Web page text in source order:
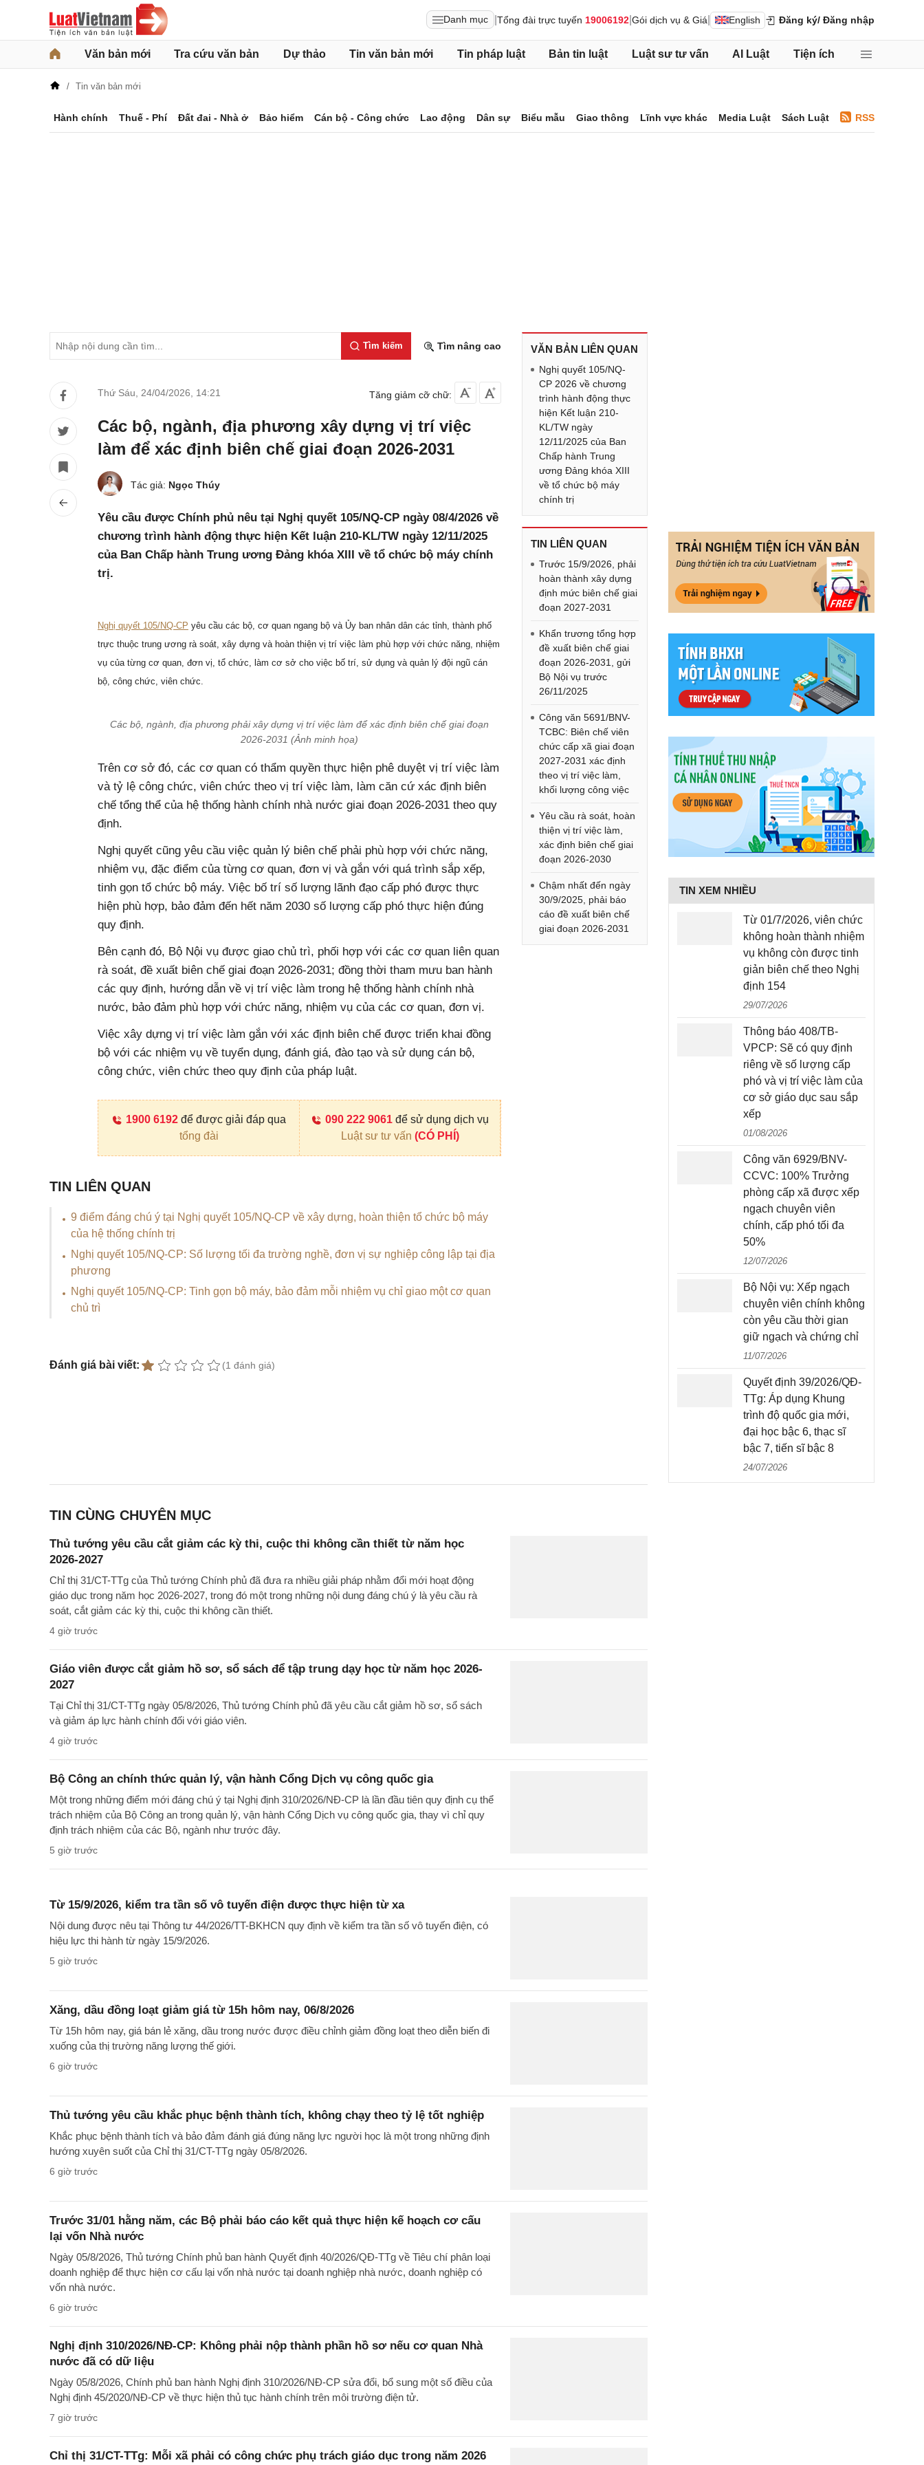
Danh mục Tổng đài trực tuyến 19006192 Gói dịch vụ & Giá English Đăng ký/ Đăng nhập
Văn bản mới Tra cứu văn bản Dự thảo Tin văn bản mới Tin pháp luật Bản tin luật Luật sư tư vấn AI Luật Tiện ích
Tin văn bản mới
Hành chính Thuế - Phí Đất đai - Nhà ở Bảo hiểm Cán bộ - Công chức Lao động Dân sự Biểu mẫu Giao thông Lĩnh vực khác Media Luật Sách Luật RSS
Tìm kiếm Tìm nâng cao
Thứ Sáu, 24/04/2026 14:21 Tăng giảm cỡ chữ:
Các bộ, ngành, địa phương xây dựng vị trí việc
làm để xác định biên chế giai đoạn 2026-2031
Tác giả: Ngọc Thúy
Yêu cầu được Chính phủ nêu tại Nghị quyết 105/NQ-CP ngày 08/4/2026 về
chương trình hành động thực hiện Kết luận 210-KL/TW ngày 12/11/2025
của Ban Chấp hành Trung ương Đảng khóa XIII về tổ chức bộ máy chính
trị.
Nghị quyết 105/NQ-CP yêu cầu các bộ, cơ quan ngang bộ và Ủy ban nhân dân các tỉnh, thành phố
trực thuộc trung ương rà soát, xây dựng và hoàn thiện vị trí việc làm phù hợp với chức năng, nhiệm
vụ của từng cơ quan, đơn vị, tổ chức, làm cơ sở cho việc bố trí, sử dụng và quản lý đội ngũ cán
bộ, công chức, viên chức.
Các bộ, ngành, địa phương phải xây dựng vị trí việc làm để xác định biên chế giai đoạn
2026-2031 (Ảnh minh họa)
Trên cơ sở đó, các cơ quan có thẩm quyền thực hiện phê duyệt vị trí việc làm
và tỷ lệ công chức, viên chức theo vị trí việc làm, làm căn cứ xác định biên
chế tổng thể của hệ thống hành chính nhà nước giai đoạn 2026-2031 theo quy
định.
Nghị quyết cũng yêu cầu việc quản lý biên chế phải phù hợp với chức năng,
nhiệm vụ, đặc điểm của từng cơ quan, đơn vị và gắn với quá trình sắp xếp,
tinh gọn tổ chức bộ máy. Việc bố trí số lượng lãnh đạo cấp phó được thực
hiện phù hợp, bảo đảm đến hết năm 2030 số lượng cấp phó thực hiện đúng
quy định.
Bên cạnh đó, Bộ Nội vụ được giao chủ trì, phối hợp với các cơ quan liên quan
rà soát, đề xuất biên chế giai đoạn 2026-2031; đồng thời tham mưu ban hành
các quy định, hướng dẫn về vị trí việc làm trong hệ thống hành chính nhà
nước, bảo đảm phù hợp với chức năng, nhiệm vụ của các cơ quan, đơn vị.
Việc xây dựng vị trí việc làm gắn với xác định biên chế được triển khai đồng
bộ với các nhiệm vụ về tuyển dụng, đánh giá, đào tạo và sử dụng cán bộ,
công chức, viên chức theo quy định của pháp luật.
1900 6192 để được giải đáp qua
tổng đài
090 222 9061 để sử dụng dịch vụ
Luật sư tư vấn (CÓ PHÍ)
TIN LIÊN QUAN
9 điểm đáng chú ý tại Nghị quyết 105/NQ-CP về xây dựng, hoàn thiện tổ chức bộ máy
của hệ thống chính trị
Nghị quyết 105/NQ-CP: Số lượng tối đa trường nghề, đơn vị sự nghiệp công lập tại địa
phương
Nghị quyết 105/NQ-CP: Tinh gọn bộ máy, bảo đảm mỗi nhiệm vụ chỉ giao một cơ quan
chủ trì
Đánh giá bài viết: (1 đánh giá)
VĂN BẢN LIÊN QUAN
Nghị quyết 105/NQ-
CP 2026 về chương
trình hành động thực
hiện Kết luận 210-
KL/TW ngày
12/11/2025 của Ban
Chấp hành Trung
ương Đảng khóa XIII
về tổ chức bộ máy
chính trị
TIN LIÊN QUAN
Trước 15/9/2026, phải
hoàn thành xây dựng
định mức biên chế giai
đoạn 2027-2031
Khẩn trương tổng hợp
đề xuất biên chế giai
đoạn 2026-2031, gửi
Bộ Nội vụ trước
26/11/2025
Công văn 5691/BNV-
TCBC: Biên chế viên
chức cấp xã giai đoạn
2027-2031 xác định
theo vị trí việc làm,
khối lượng công việc
Yêu cầu rà soát, hoàn
thiện vị trí việc làm,
xác định biên chế giai
đoạn 2026-2030
Chậm nhất đến ngày
30/9/2025, phải báo
cáo đề xuất biên chế
giai đoạn 2026-2031
TIN CÙNG CHUYÊN MỤC
Thủ tướng yêu cầu cắt giảm các kỳ thi, cuộc thi không cần thiết từ năm học
2026-2027
Chỉ thị 31/CT-TTg của Thủ tướng Chính phủ đã đưa ra nhiều giải pháp nhằm đổi mới hoạt động
giáo dục trong năm học 2026-2027, trong đó một trong những nội dung đáng chú ý là yêu cầu rà
soát, cắt giảm các kỳ thi, cuộc thi không cần thiết.
4 giờ trước
Giáo viên được cắt giảm hồ sơ, sổ sách để tập trung dạy học từ năm học 2026-
2027
Tại Chỉ thị 31/CT-TTg ngày 05/8/2026, Thủ tướng Chính phủ đã yêu cầu cắt giảm hồ sơ, sổ sách
và giảm áp lực hành chính đối với giáo viên.
4 giờ trước
Bộ Công an chính thức quản lý, vận hành Cổng Dịch vụ công quốc gia
Một trong những điểm mới đáng chú ý tại Nghị định 310/2026/NĐ-CP là lần đầu tiên quy định cụ thể
trách nhiệm của Bộ Công an trong quản lý, vận hành Cổng Dịch vụ công quốc gia, thay vì chỉ quy
định trách nhiệm của các Bộ, ngành như trước đây.
5 giờ trước
Từ 15/9/2026, kiểm tra tần số vô tuyến điện được thực hiện từ xa
Nội dung được nêu tại Thông tư 44/2026/TT-BKHCN quy định về kiểm tra tần số vô tuyến điện, có
hiệu lực thi hành từ ngày 15/9/2026.
5 giờ trước
Xăng, dầu đồng loạt giảm giá từ 15h hôm nay, 06/8/2026
Từ 15h hôm nay, giá bán lẻ xăng, dầu trong nước được điều chỉnh giảm đồng loạt theo diễn biến đi
xuống của thị trường năng lượng thế giới.
6 giờ trước
Thủ tướng yêu cầu khắc phục bệnh thành tích, không chạy theo tỷ lệ tốt nghiệp
Khắc phục bệnh thành tích và bảo đảm đánh giá đúng năng lực người học là một trong những định
hướng xuyên suốt của Chỉ thị 31/CT-TTg ngày 05/8/2026.
6 giờ trước
Trước 31/01 hằng năm, các Bộ phải báo cáo kết quả thực hiện kế hoạch cơ cấu
lại vốn Nhà nước
Ngày 05/8/2026, Thủ tướng Chính phủ ban hành Quyết định 40/2026/QĐ-TTg về Tiêu chí phân loại
doanh nghiệp để thực hiện cơ cấu lại vốn nhà nước tại doanh nghiệp nhà nước, doanh nghiệp có
vốn nhà nước.
6 giờ trước
Nghị định 310/2026/NĐ-CP: Không phải nộp thành phần hồ sơ nếu cơ quan Nhà
nước đã có dữ liệu
Ngày 05/8/2026, Chính phủ ban hành Nghị định 310/2026/NĐ-CP sửa đổi, bổ sung một số điều của
Nghị định 45/2020/NĐ-CP về thực hiện thủ tục hành chính trên môi trường điện tử.
7 giờ trước
Chỉ thị 31/CT-TTg: Mỗi xã phải có công chức phụ trách giáo dục trong năm 2026
TIN XEM NHIỀU
Từ 01/7/2026, viên chức
không hoàn thành nhiệm
vụ không còn được tinh
giản biên chế theo Nghị
định 154
29/07/2026
Thông báo 408/TB-
VPCP: Sẽ có quy định
riêng về số lượng cấp
phó và vị trí việc làm của
cơ sở giáo dục sau sắp
xếp
01/08/2026
Công văn 6929/BNV-
CCVC: 100% Trưởng
phòng cấp xã được xếp
ngạch chuyên viên
chính, cấp phó tối đa
50%
12/07/2026
Bộ Nội vụ: Xếp ngạch
chuyên viên chính không
còn yêu cầu thời gian
giữ ngạch và chứng chỉ
11/07/2026
Quyết định 39/2026/QĐ-
TTg: Áp dụng Khung
trình độ quốc gia mới,
đại học bậc 6, thạc sĩ
bậc 7, tiến sĩ bậc 8
24/07/2026